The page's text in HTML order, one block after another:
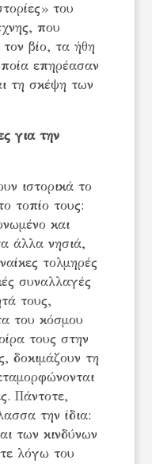
του
που
τον βίο, τα ήθη
επηρέασαν
τη σκέψη των
για την
ιστορικά το
τοπίο τους:
και
άλλα νησιά,
τολμηρές
συναλλαγές
τους,
του κόσμου
τους στην
δοκιμάζουν τη
Πάντοτε,
την ίδια:
των κινδύνων
λόγω του